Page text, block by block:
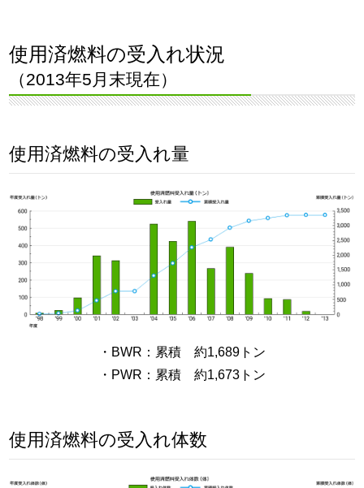
使用済燃料の受入れ状況
（2013年5月末現在）
使用済燃料の受入れ量
・BWR：累積 約1,689トン
・PWR：累積 約1,673トン
使用済燃料の受入れ体数